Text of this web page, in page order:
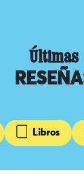
Últimas
Libros